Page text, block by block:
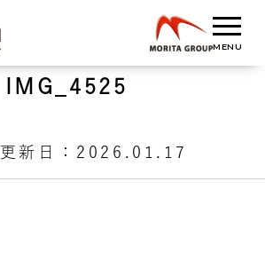
IMG_4525
更新日：2026.01.17